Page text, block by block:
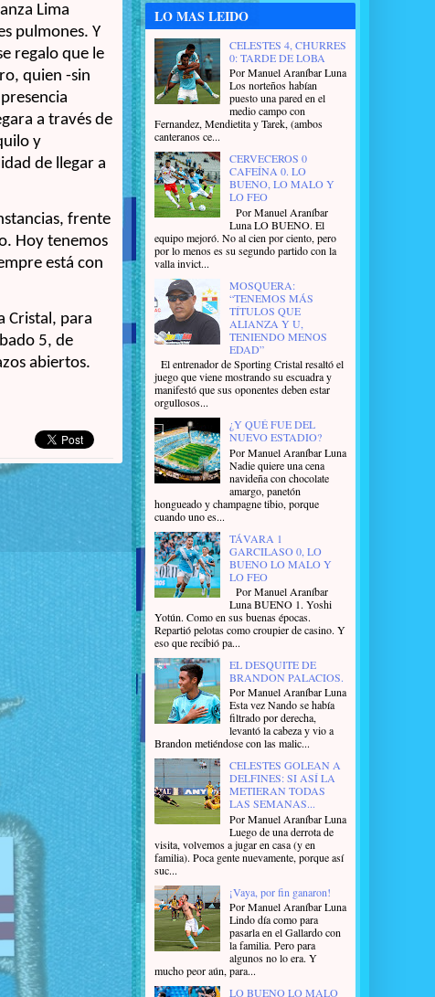
Lima
pulmones. Y
regalo que le
quien -sin
a través de
y
de llegar a
frente
Hoy tenemos
está con
Cristal, para
5, de
abiertos.
LO MAS LEIDO
CELESTES 4, CHURRES
0: TARDE DE LOBA
Por Manuel Araníbar Luna
Los norteños habían
puesto una pared en el
medio campo con
Fernandez, Mendietita y Tarek, (ambos
canteranos ce...
CERVECEROS 0
CAFEÍNA 0. LO
BUENO, LO MALO Y
LO FEO
Por Manuel Araníbar
Luna LO BUENO. El
equipo mejoró. No al cien por ciento, pero
por lo menos es su segundo partido con la
valla invict...
MOSQUERA:
“TENEMOS MÁS
TÍTULOS QUE
ALIANZA Y U,
TENIENDO MENOS
EDAD”
El entrenador de Sporting Cristal resaltó el
juego que viene mostrando su escuadra y
manifestó que sus oponentes deben estar
orgullosos...
¿Y QUÉ FUE DEL
NUEVO ESTADIO?
Por Manuel Araníbar Luna
Nadie quiere una cena
navideña con chocolate
amargo, panetón
hongueado y champagne tibio, porque
cuando uno es...
TÁVARA 1
GARCILASO 0, LO
BUENO LO MALO Y
LO FEO
Por Manuel Araníbar
Luna BUENO 1. Yoshi
Yotún. Como en sus buenas épocas.
Repartió pelotas como croupier de casino. Y
eso que recibió pa...
EL DESQUITE DE
BRANDON PALACIOS.
Por Manuel Araníbar Luna
Esta vez Nando se había
filtrado por derecha,
levantó la cabeza y vio a
Brandon metiéndose con las malic...
CELESTES GOLEAN A
DELFINES: SI ASÍ LA
METIERAN TODAS
LAS SEMANAS...
Por Manuel Araníbar Luna
Luego de una derrota de
visita, volvemos a jugar en casa (y en
familia). Poca gente nuevamente, porque así
suc...
¡Vaya, por fin ganaron!
Por Manuel Araníbar Luna
Lindo día como para
pasarla en el Gallardo con
la familia. Pero para
algunos no lo era. Y
mucho peor aún, para...
LO BUENO LO MALO